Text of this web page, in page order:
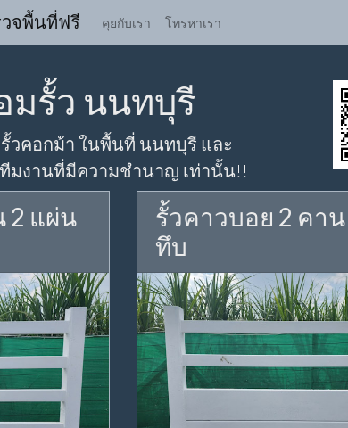
วจพื้นที่ฟรี คุยกับเรา โทรหาเรา
มรั้ว นนทบุรี
วคอกม้า ในพื้นที่ นนทบุรี และ
มงานที่มีความชำนาญ เท่านั้น!!
2 แผ่น
รั้วคาวบอย 2 คา
ทึบ